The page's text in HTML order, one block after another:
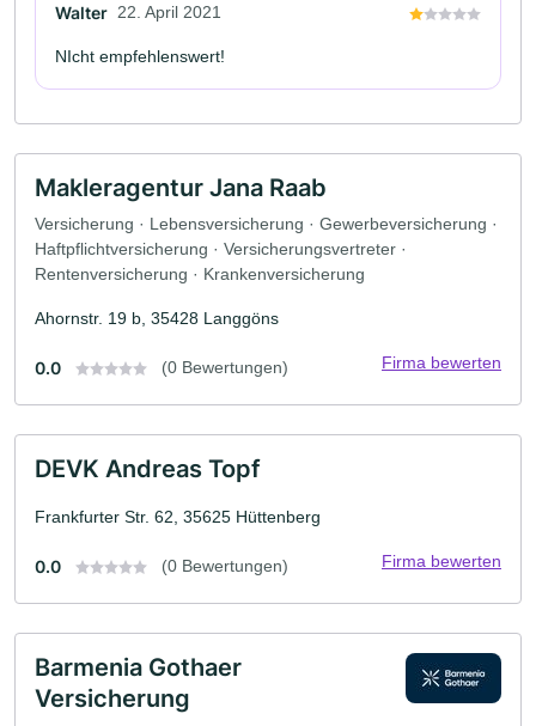
Walter 22. April 2021
NIcht empfehlenswert!
Makleragentur Jana Raab
Versicherung · Lebensversicherung · Gewerbeversicherung ·
Haftpflichtversicherung · Versicherungsvertreter ·
Rentenversicherung · Krankenversicherung
Ahornstr. 19 b, 35428 Langgöns
0.0 (0 Bewertungen) Firma bewerten
DEVK Andreas Topf
Frankfurter Str. 62, 35625 Hüttenberg
0.0 (0 Bewertungen) Firma bewerten
Barmenia Gothaer
Versicherung